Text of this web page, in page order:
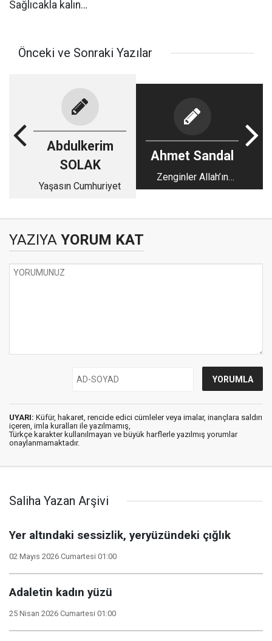
Sağlıcakla kalın…
Önceki ve Sonraki Yazılar
Abdulkerim
SOLAK
Yaşasın Cumhuriyet
Ahmet Sandal
Zenginler Allah’ın
sevgili kulları mıdır?
YAZIYA YORUM KAT
UYARI: Küfür, hakaret, rencide edici cümleler veya imalar, inançlara saldırı
içeren, imla kuralları ile yazılmamış,
Türkçe karakter kullanılmayan ve büyük harflerle yazılmış yorumlar
onaylanmamaktadır.
Saliha Yazan Arşivi
Yer altındaki sessizlik, yeryüzündeki çığlık
02 Mayıs 2026 Cumartesi 01:00
Adaletin kadın yüzü
25 Nisan 2026 Cumartesi 01:00